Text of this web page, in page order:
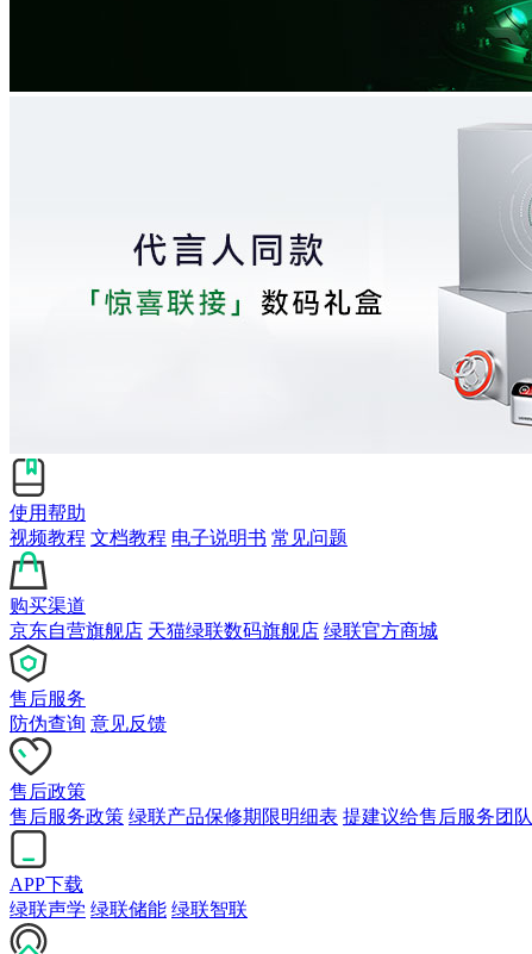
使用帮助
视频教程 文档教程 电子说明书 常见问题
购买渠道
京东自营旗舰店 天猫绿联数码旗舰店 绿联官方商城
售后服务
防伪查询 意见反馈
售后政策
售后服务政策 绿联产品保修期限明细表 提建议给售后服务团队
APP下载
绿联声学 绿联储能 绿联智联